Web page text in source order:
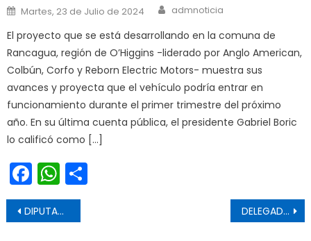
Posted on
Martes, 23 de Julio de 2024 Author
admnoticia
El proyecto que se está desarrollando en la comuna de
Rancagua, región de O’Higgins -liderado por Anglo American,
Colbún, Corfo y Reborn Electric Motors- muestra sus
avances y proyecta que el vehículo podría entrar en
funcionamiento durante el primer trimestre del próximo
año. En su última cuenta pública, el presidente Gabriel Boric
lo calificó como […]
Facebook
WhatsApp
Navegación de entradas
DIPUTADO CELEDÓN LLAMA A MANTENER Y REFORZAR LA BÚSQUEDA DEL PESCADOR DESAPARECIDO NICOLÁS GACITÚA DELEGADO PRESIDENCIAL CONFIRMA QUE LA BÚSQUEDA EN VICHUQUÉN SE EXTIENDE HASTA EL VIERNES DE ESTA SEMANA